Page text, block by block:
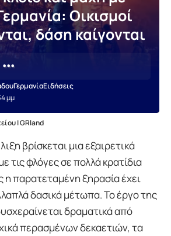
Οικισμοί
δάση καίγονται
μμ
ΓερμανίαΕιδήσεις
| GRland
βρίσκεται μια εξαιρετικά
τις φλόγες σε πολλά κρατίδια
παρατεταμένη ξηρασία έχει
δασικά μέτωπα. Το έργο της
δραματικά από
περασμένων δεκαετιών, τα